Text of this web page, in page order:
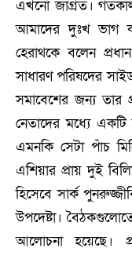
এখনো জাগ্রত।
আমাদের দুঃখ ভাগ করে
হেরাথকে বলেন
সাধারণ পরিষদের
সমাবেশের জন্য তার
নেতাদের মধ্যে
এমনকি সেটা পাঁচ
এশিয়ার প্রায় দুই
হিসেবে সার্ক
উপদেষ্টা।
আলোচনা হয়েছে।